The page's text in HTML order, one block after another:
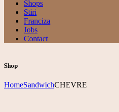
Shops
Stiri
Franciza
Jobs
Contact
Shop
HomeSandwichCHEVRE